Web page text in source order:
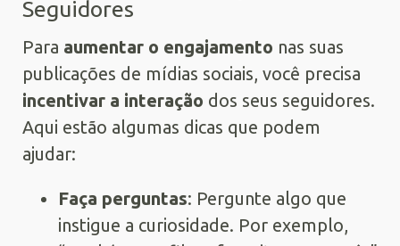
Seguidores
Para aumentar o engajamento nas suas
publicações de mídias sociais, você precisa
incentivar a interação dos seus seguidores.
Aqui estão algumas dicas que podem
ajudar:
Faça perguntas: Pergunte algo que
instigue a curiosidade. Por exemplo,